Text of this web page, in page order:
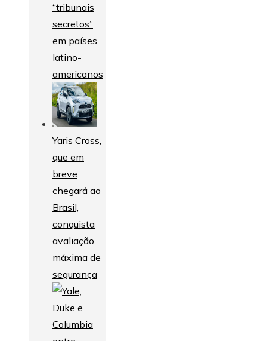
“tribunais
secretos”
em países
latino-
americanos
Yaris Cross,
que em
breve
chegará ao
Brasil,
conquista
avaliação
máxima de
segurança